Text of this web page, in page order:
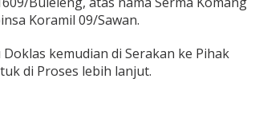
Koramil 09/Sawan.
kemudian di Serakan ke Pihak
di Proses lebih lanjut.